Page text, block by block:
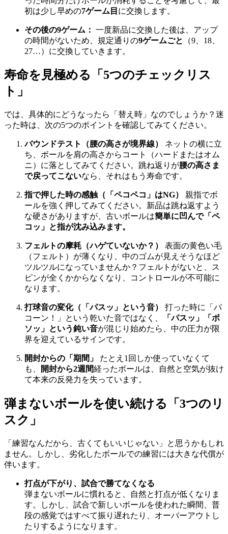
初は少し早めの7ゲーム目 に交換します。
その後の9ゲーム： 一度新品に交換した後は、アップ
の時間がないため、規定通りの9ゲームごと
（9、18、
27…）に交換していきます。
寿命を見極める「5つのチェックリス
ト」
では、具体的にどうなったら「替え時」なのでしょうか？迷
った時は、次の5つのポイントを確認してみてください。
バウンドテスト（腰の高さが境界線）
ネットの横に立
ち、ボールを肩の高さからコート（ハードまたはオム
ニ）に落としてみてください。跳ね返りが腰の高さま
で戻ってこないなら、それはもう寿命です。
指で押した時の感触（「ペコペコ」はNG）
親指でボ
ールを強く押してみてください。新品は跳ね返すよう
な硬さがありますが、古いボールは簡単に凹んで「ペ
コッ」と指が沈み込みます。
フェルトの摩耗（ハゲていないか？）
表面の黄色い毛
（フェルト）が薄くなり、中のゴムが見えそうなほど
ツルツルになっていませんか？フェルトがないと、ス
ピンが全くかからなくなり、コントロールが不可能に
なります。
打球音の変化（「パスッ」という音）
打った時に「パ
コーン！」という乾いた音ではなく、
「パスッ」「ボ
ソッ」という鈍い音が混じり始めたら、中の圧力が限
界を迎えているサインです。
開封からの「期間」
たとえ1回しか使っていなくて
も、
開封から2週間経ったボールは、自然と空気が抜け
て本来の反発力を失っています。
弾まないボールを使い続ける「3つのリ
スク」
「練習なんだから、古くてもいいじゃない」と思うかもしれ
ません。しかし、劣化したボールでの練習には大きな代償が
伴います。
打点が下がり、試合で勝てなくなる
弾まないボールに慣れると、自然と打点が低くなりま
す。しかし、試合で新しいボールを使われた瞬間、普
段の感覚ではすべて振り遅れたり、オーバーアウトし
たりするようになります。